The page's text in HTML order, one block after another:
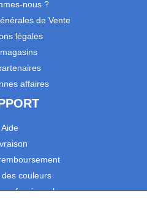
nous ?
de Vente
légales
affaires
Aide
des couleurs
professionnels